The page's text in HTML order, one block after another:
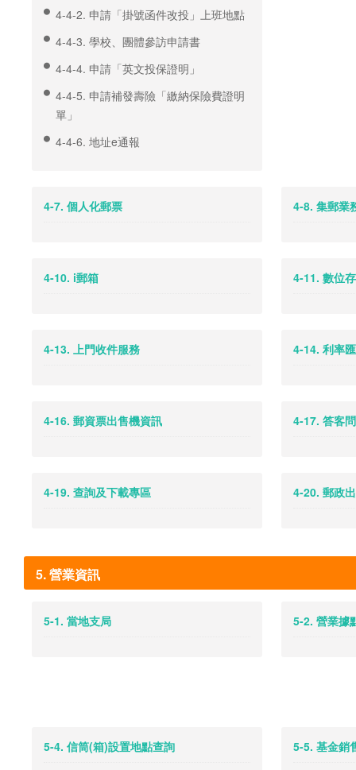
4-4-2. 申請「掛號函件改投」上班地點
4-4-3. 學校、團體參訪申請書
4-4-4. 申請「英文投保證明」
4-4-5. 申請補發壽險「繳納保險費證明
單」
4-4-6. 地址e通報
4-7. 個人化郵票 4-8. 集郵業
4-10. i郵箱 4-11. 數位
4-13. 上門收件服務 4-14. 利率
4-16. 郵資票出售機資訊 4-17. 答客
4-19. 查詢及下載專區 4-20. 郵政
5. 營業資訊
5-1. 當地支局 5-2. 營業據
5-4. 信筒(箱)設置地點查詢 5-5. 基金銷